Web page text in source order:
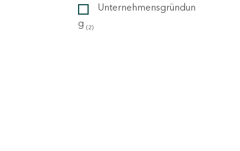
Unternehmensgründun
g (2)